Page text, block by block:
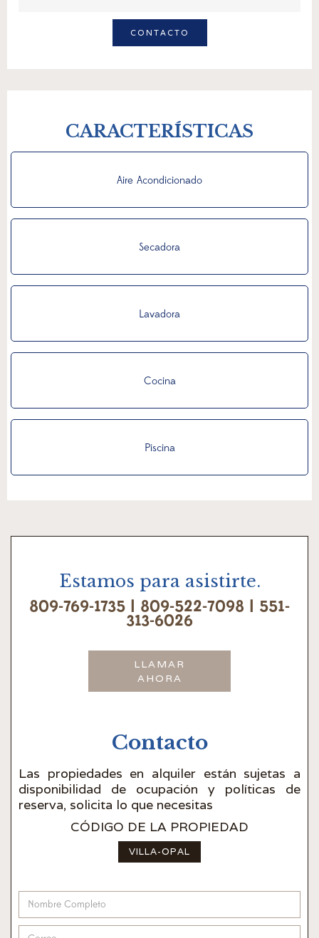
CONTACTO
CARACTERÍSTICAS
Aire Acondicionado
Secadora
Lavadora
Cocina
Piscina
Estamos para asistirte.
809-769-1735 | 809-522-7098 | 551-
313-6026
LLAMAR
AHORA
Contacto
Las propiedades en alquiler están sujetas a
disponibilidad de ocupación y políticas de
reserva, solicita lo que necesitas
CÓDIGO DE LA PROPIEDAD
VILLA-OPAL